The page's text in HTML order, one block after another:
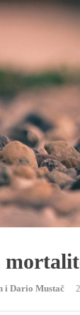
i Dario Mustač